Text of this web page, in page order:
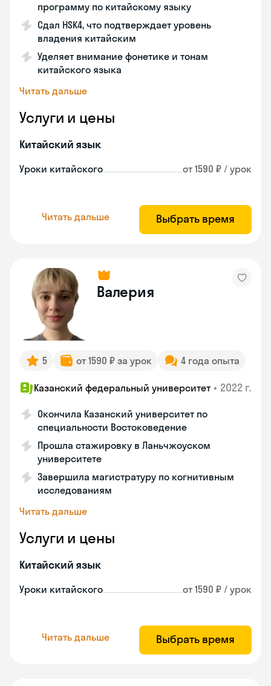
программу по китайскому языку
Сдал HSK4, что подтверждает уровень
владения китайским
Уделяет внимание фонетике и тонам
китайского языка
Читать дальше
Услуги и цены
Китайский язык
Уроки китайского от 1590 ₽ / урок
Читать дальше Выбрать время
Валерия
5 от 1590 ₽ за урок 4 года опыта
Казанский федеральный университет • 2022 г.
Окончила Казанский университет по
специальности Востоковедение
Прошла стажировку в Ланьчжоуском
университете
Завершила магистратуру по когнитивным
исследованиям
Читать дальше
Услуги и цены
Китайский язык
Уроки китайского от 1590 ₽ / урок
Читать дальше Выбрать время